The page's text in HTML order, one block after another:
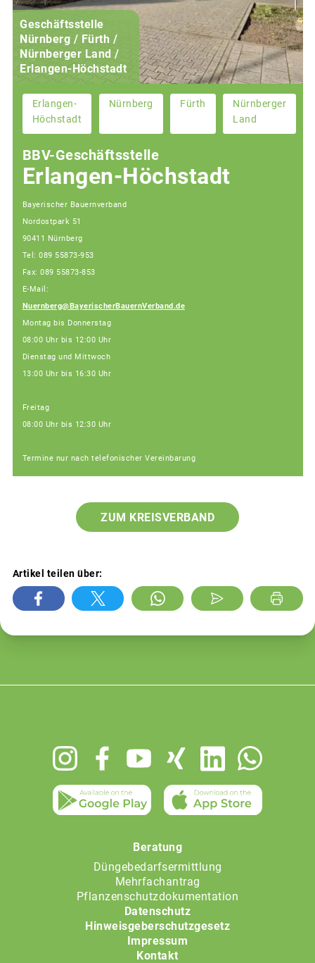
Geschäftsstelle
Nürnberg / Fürth /
Nürnberger Land /
Erlangen-Höchstadt
Erlangen-
Höchstadt
Nürnberg Fürth
Nürnberger
Land
BBV-Geschäftsstelle
Erlangen-Höchstadt
Bayerischer Bauernverband
Nordostpark 51
90411 Nürnberg
Tel: 089 55873-953
Fax: 089 55873-853
E-Mail:
Nuernberg@BayerischerBauernVerband.de
Montag bis Donnerstag
08:00 Uhr bis 12:00 Uhr
Dienstag und Mittwoch
13:00 Uhr bis 16:30 Uhr
Freitag
08:00 Uhr bis 12:30 Uhr
Termine nur nach telefonischer Vereinbarung
ZUM KREISVERBAND
Artikel teilen über:
Beratung
Düngebedarfsermittlung
Mehrfachantrag
Pflanzenschutzdokumentation
Datenschutz
Hinweisgeberschutzgesetz
Impressum
Kontakt